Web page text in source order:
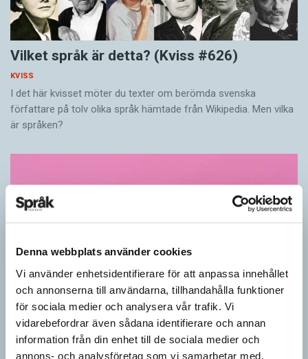
Denna webbplats använder cookies
Vi använder enhetsidentifierare för att anpassa innehållet
och annonserna till användarna, tillhandahålla funktioner
för sociala medier och analysera vår trafik. Vi
vidarebefordrar även sådana identifierare och annan
information från din enhet till de sociala medier och
annons- och analysföretag som vi samarbetar med.
Vilket språk är detta? (Kviss #626)
KVISS
I det här kvisset möter du texter om berömda svenska
författare på tolv olika språk hämtade från Wikipedia. Men vilka
är språken?
Känner du till orden från SAOL? (Kviss